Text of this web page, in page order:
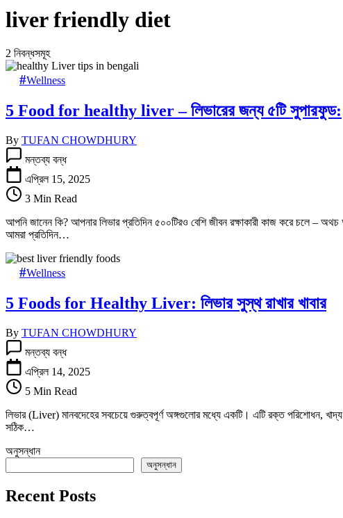
liver friendly diet
2 নিবন্ধসমূহ
Wellness
5 Food for healthy liver – লিভারের জন্য ৫টি সুপারফুড:
By TUFAN CHOWDHURY
Food
for
healthy
liver
লিভারের
জন্য
সুপারফুড:
তে
মন্তব্য বন্ধ
এপ্রিল 15, 2025
3 Min Read
আপনি জানেন কি? আপনার লিভার প্রতিদিন ৫০০টিরও বেশি জীবন রক্ষাকারী কাজ করে চলে –
আমরা প্রতিদিন…
Wellness
5 Foods for Healthy Liver: লিভার সুস্থ রাখার খাবার
By TUFAN CHOWDHURY
Foods
for
Healthy
Liver:
সুস্থ
রাখার
খাবার
তে
মন্তব্য বন্ধ
এপ্রিল 14, 2025
5 Min Read
লিভার (Liver) মানবদেহের সবচেয়ে গুরুত্বপূর্ণ অঙ্গগুলোর মধ্যে একটি। এটি রক্ত পরিশোধন,
সঠিক…
অনুসন্ধান
অনুসন্ধান
Recent Posts